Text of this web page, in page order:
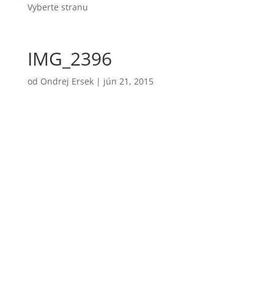
Vyberte stranu
IMG_2396
od Ondrej Ersek| jún 21, 2015